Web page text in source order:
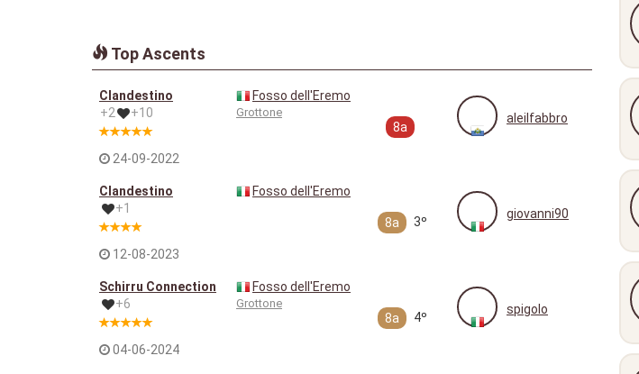
Top Ascents
Clandestino
+2
+10
24-09-2022
Fosso dell'Eremo
Grottone
8a
aleilfabbro
Clandestino
+1
12-08-2023
Fosso dell'Eremo
8a 3º
giovanni90
Schirru Connection
+6
04-06-2024
Fosso dell'Eremo
Grottone
8a 4º
spigolo